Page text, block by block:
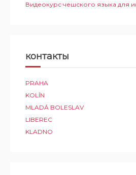
Видеокурс чешского языка для
контакты
PRAHA
KOLÍN
MLADÁ BOLESLAV
LIBEREC
KLADNO